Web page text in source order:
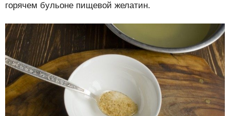
горячем бульоне пищевой желатин.